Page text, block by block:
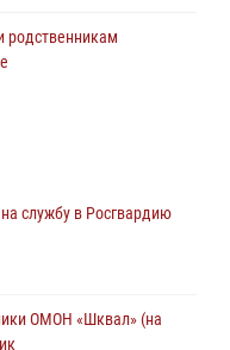
родственникам
Иркутской области
законодательства
службу в Росгвардию
ОМОН «Шквал» (на